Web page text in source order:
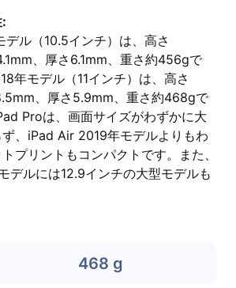
ル（10.5インチ）は、高さ
、厚さ6.1mm、重さ約456gで
年モデル（11インチ）は、高さ
、厚さ5.9mm、重さ約468gで
Proは、画面サイズがわずかに大
、iPad Air 2019年モデルよりもわ
プリントもコンパクトです。また、
デルには12.9インチの大型モデルも
468 g